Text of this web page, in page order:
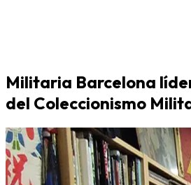
Militaria Barcelona
del Coleccionismo